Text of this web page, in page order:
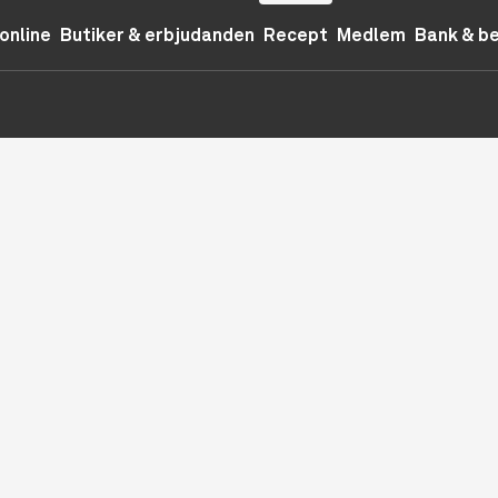
Butiker & erbjudanden Recept Medlem Bank &